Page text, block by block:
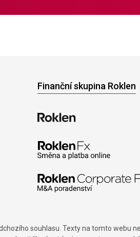
Finanční skupina Roklen
souhlasu. Texty na tomto webu